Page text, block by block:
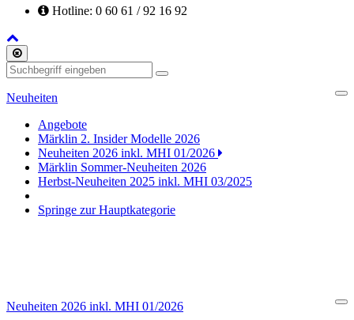
Hotline: 0 60 61 / 92 16 92
to
Top
Schliessen
Suchen
Neuheiten
Angebote
Märklin 2. Insider Modelle 2026
Neuheiten 2026 inkl. MHI 01/2026
Märklin Sommer-Neuheiten 2026
Herbst-Neuheiten 2025 inkl. MHI 03/2025
Springe zur Hauptkategorie
Neuheiten 2026 inkl. MHI 01/2026